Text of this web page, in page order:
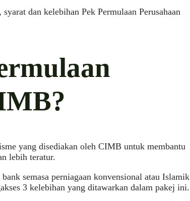
dan kelebihan Pek Permulaan Perusahaan
yang disediakan oleh CIMB untuk membantu
lebih teratur.
semasa perniagaan konvensional atau Islamik
3 kelebihan yang ditawarkan dalam pakej ini.